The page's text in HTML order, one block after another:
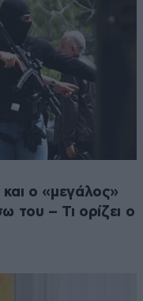
ο «μεγάλος»
του – Τι ορίζει ο